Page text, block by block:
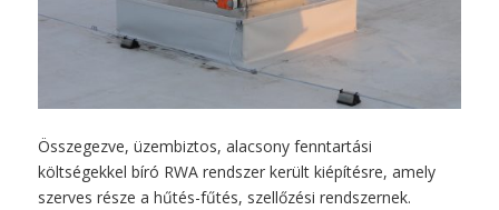
Összegezve, üzembiztos, alacsony fenntartási
költségekkel bíró RWA rendszer került kiépítésre, amely
szerves része a hűtés-fűtés, szellőzési rendszernek.